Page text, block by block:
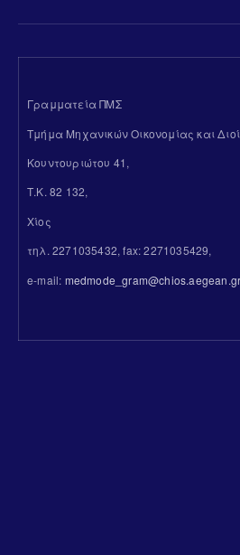
Γραμματεία ΠΜΣ
Τμήμα Μηχανικών Οικονομίας και
Κουντουριώτου 41,
Τ.Κ. 82 132,
Χίος
τηλ. 2271035432, fax: 2271035429,
e-mail: medmode_gram@chios.aegean.gr